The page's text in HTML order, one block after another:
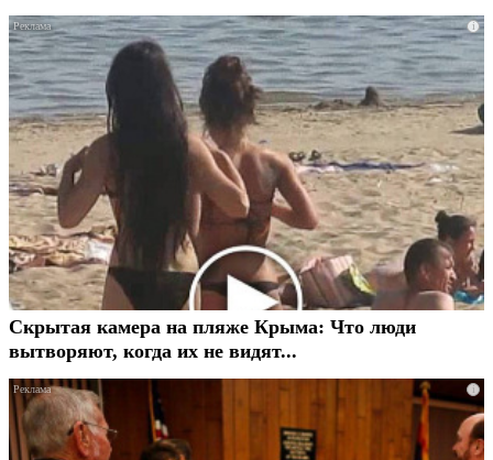
i
Скрытая камера на пляже Крыма: Что люди
вытворяют, когда их не видят...
i